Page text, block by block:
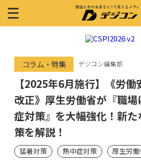
建設土木の未来をICTで変えるメディ
コラム・特集 デジコン編集部
【2025年6月施行】《労
改正》厚生労働省が『職
症対策』を大幅強化！新
策を解説！
猛暑対策 熱中症対策 厚生労